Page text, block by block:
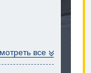
все